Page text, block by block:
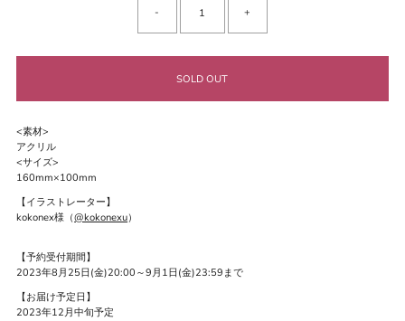
- +
<素材>
アクリル
<サイズ>
160mm×100mm
【イラストレーター】
kokonex様（@kokonexu）
【予約受付期間】
2023年8月25日(金)20:00～9月1日(金)23:59まで
【お届け予定日】
2023年12月中旬予定